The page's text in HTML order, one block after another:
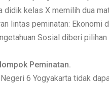
didik kelas X memilih dua
lintas peminatan: Ekonomi
Sosial diberi
Peminatan.
6 Yogyakarta tidak